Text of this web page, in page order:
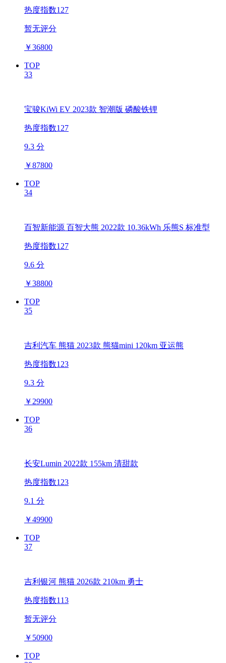
热度指数127
暂无评分
￥36800
TOP
33
宝骏KiWi EV 2023款 智潮版 磷酸铁锂
热度指数127
9.3 分
￥87800
TOP
34
百智新能源 百智大熊 2022款 10.36kWh 乐熊S 标准型
热度指数127
9.6 分
￥38800
TOP
35
吉利汽车 熊猫 2023款 熊猫mini 120km 亚运熊
热度指数123
9.3 分
￥ 29900
TOP
36
长安Lumin 2022款 155km 清甜款
热度指数123
9.1 分
￥49900
TOP
37
吉利银河 熊猫 2026款 210km 勇士
热度指数113
暂无评分
￥ 50900
TOP